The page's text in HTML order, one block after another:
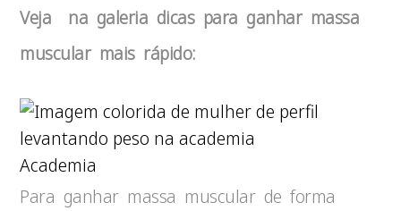
Veja na galeria dicas para ganhar massa
muscular mais rápido:
Academia
Para ganhar massa muscular de forma